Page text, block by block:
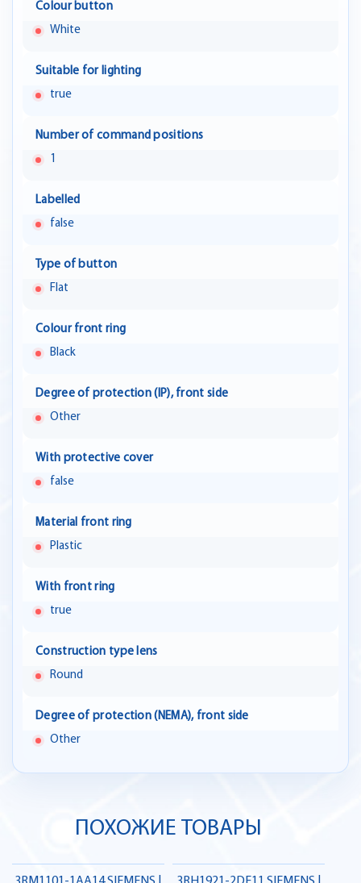
Colour button
White
Suitable for lighting
true
Number of command positions
1
Labelled
false
Type of button
Flat
Colour front ring
Black
Degree of protection (IP), front side
Other
With protective cover
false
Material front ring
Plastic
With front ring
true
Construction type lens
Round
Degree of protection (NEMA), front side
Other
ПОХОЖИЕ ТОВАРЫ